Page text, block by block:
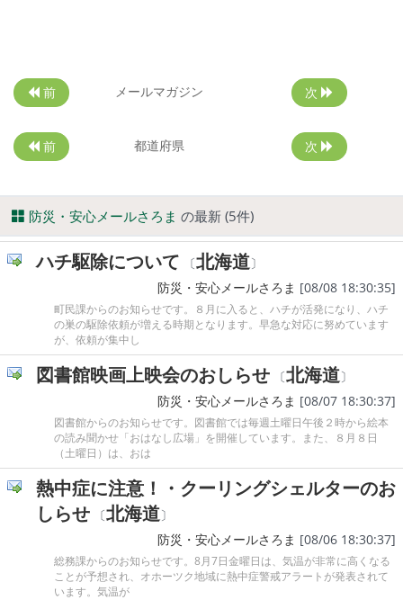
前 メールマガジン 次
前 都道府県 次
防災・安心メールさろま の最新 (5件)
ハチ駆除について 〔北海道〕
防災・安心メールさろま [08/08 18:30:35]
町民課からのお知らせです。８月に入ると、ハチが活発になり、ハチ
の巣の駆除依頼が増える時期となります。早急な対応に努めています
が、依頼が集中し
図書館映画上映会のおしらせ 〔北海道〕
防災・安心メールさろま [08/07 18:30:37]
図書館からのお知らせです。図書館では毎週土曜日午後２時から絵本
の読み聞かせ「おはなし広場」を開催しています。また、８月８日
（土曜日）は、おは
熱中症に注意！・クーリングシェルターのお
しらせ 〔北海道〕
防災・安心メールさろま [08/06 18:30:37]
総務課からのお知らせです。8月7日金曜日は、気温が非常に高くなる
ことが予想され、オホーツク地域に熱中症警戒アラートが発表されて
います。気温が